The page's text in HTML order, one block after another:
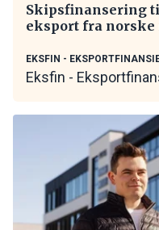
Skipsfinansering
eksport fra
EKSFIN -
Eksfin -